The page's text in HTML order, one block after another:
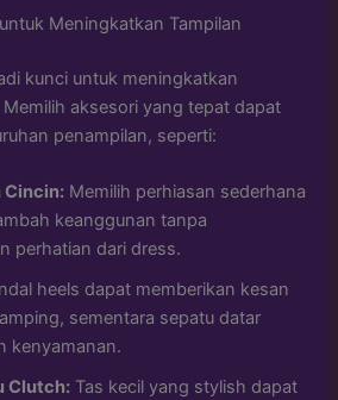
Meningkatkan Tampilan
kunci untuk meningkatkan
aksesori yang tepat dapat
penampilan, seperti:
Cincin: Memilih perhiasan sederhana
keanggunan tanpa
perhatian dari dress.
heels dapat memberikan kesan
sementara sepatu datar
kenyamanan.
Clutch: Tas kecil yang stylish dapat